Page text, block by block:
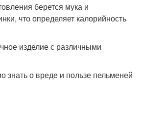
берется мука и
что определяет калорийность
изделие с различными
знать о вреде и пользе пельменей